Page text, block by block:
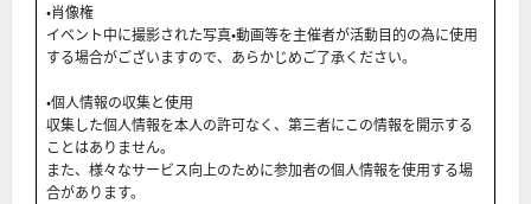
・肖像権
イベント中に撮影された写真・動画等を主催者が活動目的の為に使用
する場合がございますので、あらかじめご了承ください。
・個人情報の収集と使用
収集した個人情報を本人の許可なく、第三者にこの情報を開示する
ことはありません。
また、様々なサービス向上のために参加者の個人情報を使用する場
合があります。